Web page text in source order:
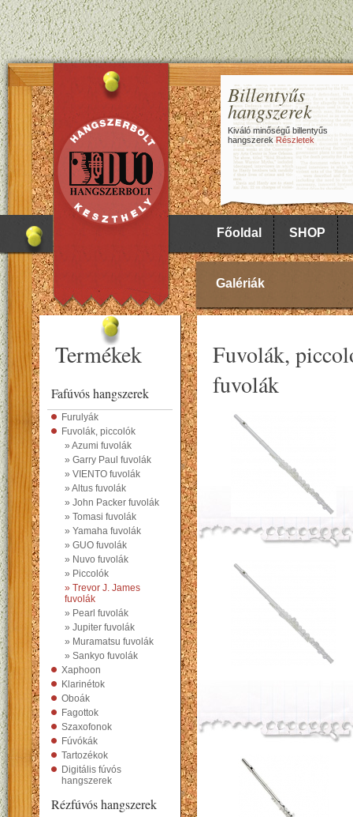
Billentyűs
hangszerek
Kiváló minőségű billentyűs
hangszerekRészletek
Főoldal SHOP
Galériák
Termékek
Fafúvós hangszerek
Furulyák
Fuvolák, piccolók
» Azumi fuvolák
» Garry Paul fuvolák
» VIENTO fuvolák
» Altus fuvolák
» John Packer fuvolák
» Tomasi fuvolák
» Yamaha fuvolák
» GUO fuvolák
» Nuvo fuvolák
» Piccolók
» Trevor J. James
fuvolák
» Pearl fuvolák
» Jupiter fuvolák
» Muramatsu fuvolák
» Sankyo fuvolák
Xaphoon
Klarinétok
Oboák
Fagottok
Szaxofonok
Fúvókák
Tartozékok
Digitális fúvós
hangszerek
Rézfúvós hangszerek
Fuvolák,
fuvolák